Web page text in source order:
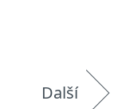
Další